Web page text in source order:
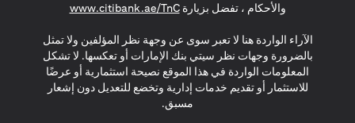
والأحكام ، تفضل بزيارةwww.citibank.ae/TnC
(opens in a new tab)
الآراء الواردة هنا لا تعبر سوى عن وجهة نظر المؤلفين ولا تمثل
بالضرورة وجهات نظر سيتي بنك الإمارات أو تعكسها. لا تشكل
المعلومات الواردة في هذا الموقع نصيحة استثمارية أو عرضًا
للاستثمار أو تقديم خدمات إدارية وتخضع للتعديل دون إشعار
مسبق.